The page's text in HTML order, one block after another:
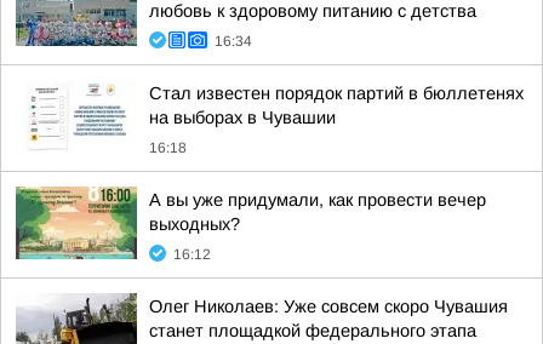
любовь к здоровому питанию с детства
16:34
Стал известен порядок партий в бюллетенях
на выборах в Чувашии
16:18
А вы уже придумали, как провести вечер
выходных?
16:12
Олег Николаев: Уже совсем скоро Чувашия
станет площадкой федерального этапа